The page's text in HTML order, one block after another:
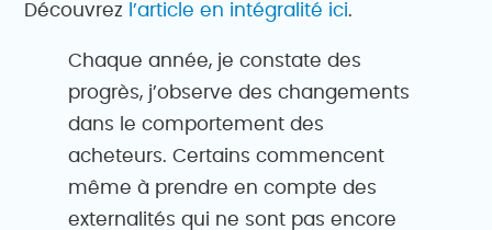
Découvrez l’article en intégralité ici.
Chaque année, je constate des
progrès, j’observe des changements
dans le comportement des
acheteurs. Certains commencent
même à prendre en compte des
externalités qui ne sont pas encore